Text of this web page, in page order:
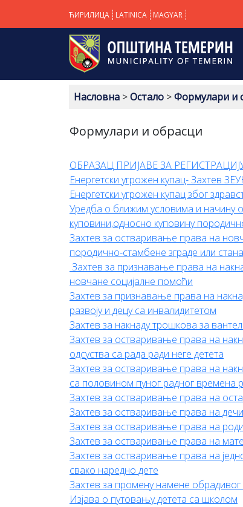
ЋИРИЛИЦА LATINICA MAGYAR
Насловна >Остало >Формулари и
Формулари и обрасци
ОБРАЗАЦ ПРИЈАВЕ ЗА
Енергетски угрожен купац- Захтев
Енергетски угрожен купац због
Уредба о ближим условима и начину
куповини,односно куповину
Захтев за остваривање права на
породично-стамбене зграде или
Захтев за признавање права на
новчане социјалне помоћи
Захтев за признавање права на
развоју и децу са инвалидитетом
Захтев за накнаду трошкова за
Захтев за остваривање права на
одсуства са рада ради неге детета
Захтев за остваривање права на
са половином пуног радног времена
Захтев за остваривање права на
Захтев за остваривање права на
Захтев за остваривање права на
Захтев за остваривање права на
Захтев за остваривање права на
свако наредно дете
Захтев за промену намене
Изјава о путовању детета са школом